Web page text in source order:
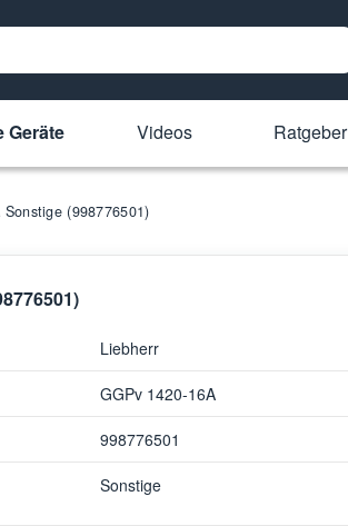
Geräte Videos Ratgeber
(998776501)
Liebherr
GGPv 1420-16A
998776501
Sonstige